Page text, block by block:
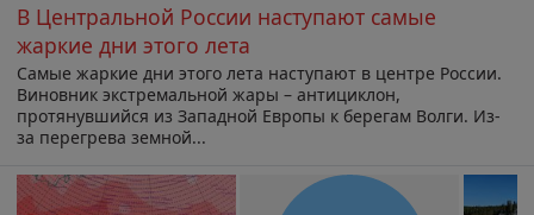
В Центральной России наступают самые
жаркие дни этого лета
Самые жаркие дни этого лета наступают в центре России.
Виновник экстремальной жары – антициклон,
протянувшийся из Западной Европы к берегам Волги. Из-
за перегрева земной...